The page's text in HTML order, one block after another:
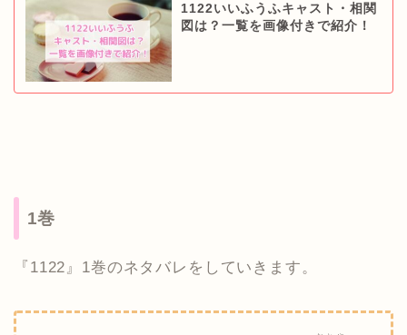
1122いいふうふキャスト・相関
図は？一覧を画像付きで紹介！
1巻
『1122』1巻のネタバレをしていきます。